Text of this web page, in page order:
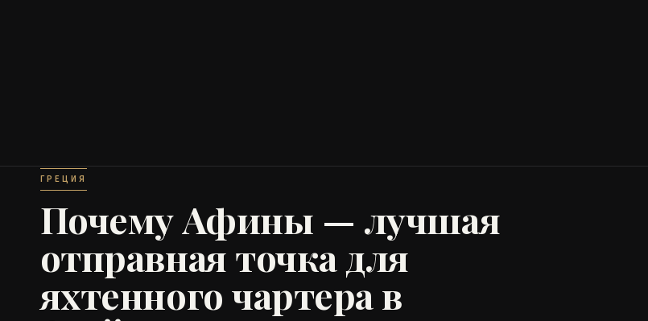
ГРЕЦИЯ
Почему Афины — лучшая
отправная точка для
яхтенного чартера в